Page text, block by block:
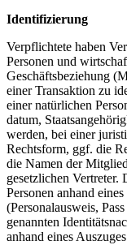
Identifizierung
Verpflichtete haben
Personen und
Geschäftsbeziehung
einer Transaktion zu
einer natürlichen
datum,
werden, bei einer
Rechtsform, ggf. die
die Namen der
gesetzlichen
Personen anhand
(Personalausweis,
genannten
anhand eines